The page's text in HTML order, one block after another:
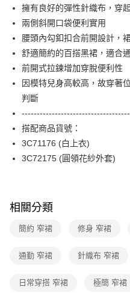
國泰世華商業銀行
臺灣中小企業銀行
匯豐（台灣）商業銀行
聯邦商業銀行
元大商業銀行
玉山商業銀行
台新國際商業銀行
台灣樂天信用卡公司
街口支付
AFTEE先享後付
相關說明
【關於「AFTEE先享後付」】
AFTEE先享後付是「在收到商品之
便利好安心！
１．簡單：不需註冊會員、不需綁
２．便利：只要手機號碼，簡訊認證
【「AFTEE先享後付」結帳流程】
１．於結帳方式選擇「AFTEE先享
結帳頁面，進行簡訊認證並確認金
※ 請注意：結帳手續完成當下不需
後付繳納相關費用。
是否繳費成功／繳費後需取消欲退
【注意事項】
付款後全家FamilyMart取貨
每筆NT$90，滿NT$3,600(含以
付款後7-11取貨
黑貓宅配
每筆NT$200，滿NT$8,000(含
付款後門市自取
擁有良好的彈性針織布，穿
兩側斜開口袋便利實用
腰頭內勾釦扣合前開設計，
舒適簡約的百搭黑裙，適合
前開式拉鍊增加穿脫便利性
因模特兒身高較高，故穿著
判斷
搭配商品貨號：
3C71176 (白上衣)
3C72175 (圓領花紗外套)
相關分類
簡約 窄裙 修身 窄裙
通勤 窄裙 針織布 窄裙
日常穿搭 窄裙 極簡 窄裙